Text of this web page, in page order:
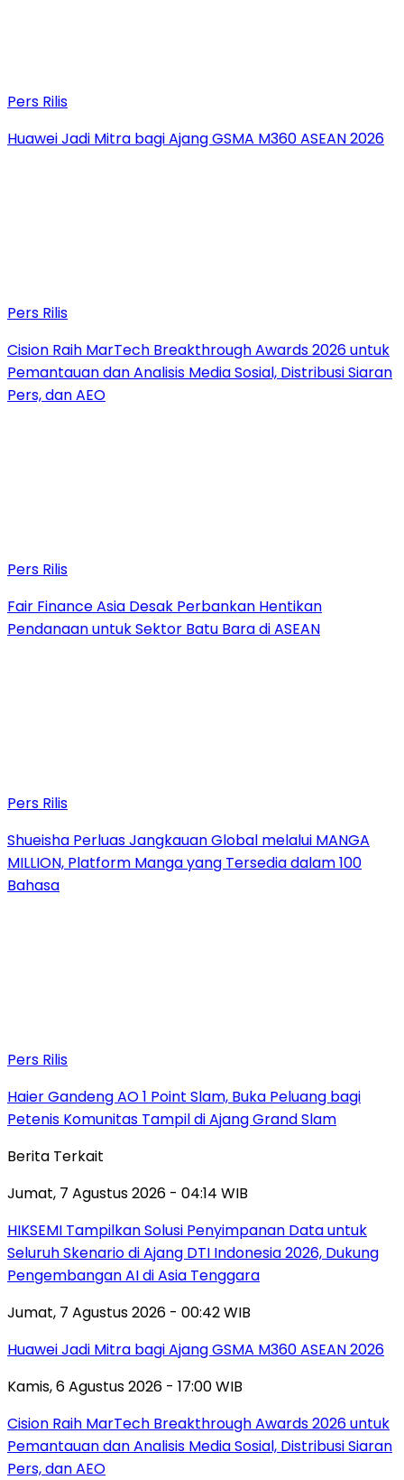
Pers Rilis
Huawei Jadi Mitra bagi Ajang GSMA M360 ASEAN 2026
Pers Rilis
Cision Raih MarTech Breakthrough Awards 2026 untuk
Pemantauan dan Analisis Media Sosial, Distribusi Siaran
Pers, dan AEO
Pers Rilis
Fair Finance Asia Desak Perbankan Hentikan
Pendanaan untuk Sektor Batu Bara di ASEAN
Pers Rilis
Shueisha Perluas Jangkauan Global melalui MANGA
MILLION, Platform Manga yang Tersedia dalam 100
Bahasa
Pers Rilis
Haier Gandeng AO 1 Point Slam, Buka Peluang bagi
Petenis Komunitas Tampil di Ajang Grand Slam
Berita Terkait
Jumat, 7 Agustus 2026 - 04:14 WIB
HIKSEMI Tampilkan Solusi Penyimpanan Data untuk
Seluruh Skenario di Ajang DTI Indonesia 2026, Dukung
Pengembangan AI di Asia Tenggara
Jumat, 7 Agustus 2026 - 00:42 WIB
Huawei Jadi Mitra bagi Ajang GSMA M360 ASEAN 2026
Kamis, 6 Agustus 2026 - 17:00 WIB
Cision Raih MarTech Breakthrough Awards 2026 untuk
Pemantauan dan Analisis Media Sosial, Distribusi Siaran
Pers, dan AEO